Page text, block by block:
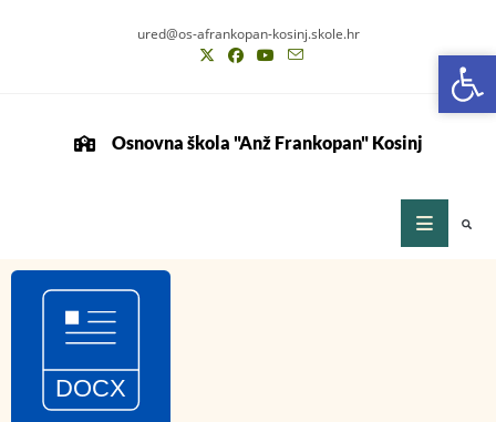
ured@os-afrankopan-kosinj.skole.hr
Osnovna škola "Anž Frankopan" Kosinj